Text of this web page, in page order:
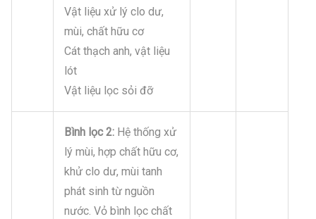
Vật liệu xử lý clo dư,
mùi, chất hữu cơ
Cát thạch anh, vật liệu
lót
Vật liệu lọc sỏi đỡ
Bình lọc 2: Hệ thống xử
lý mùi, hợp chất hữu cơ,
khử clo dư, mùi tanh
phát sinh từ nguồn
nước. Vỏ bình lọc chất